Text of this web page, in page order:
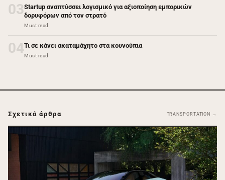
03Startup αναπτύσσει λογισμικό για αξιοποίηση εμπορικών
δορυφόρων από τον στρατό
Must read
04Τι σε κάνει ακαταμάχητο στα κουνούπια
Must read
Σχετικά άρθρα TRANSPORTATION →